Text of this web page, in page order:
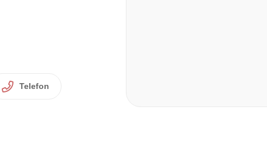
Telefon